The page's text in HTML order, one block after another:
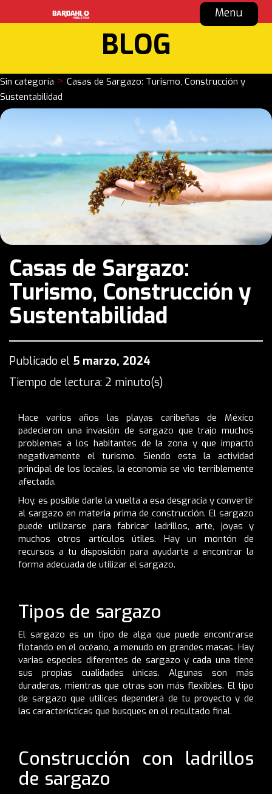
Menu
BLOG
Sin categoría > Casas de Sargazo: Turismo, Construcción y
Sustentabilidad
Casas de Sargazo:
Turismo, Construcción y
Sustentabilidad
Publicado el 5 marzo, 2024
Tiempo de lectura: 2 minuto(s)
Hace varios años las playas caribeñas de México
padecieron una invasión de sargazo que trajo muchos
problemas a los habitantes de la zona y que impactó
negativamente el turismo. Siendo esta la actividad
principal de los locales, la economía se vio terriblemente
afectada.
Hoy, es posible darle la vuelta a esa desgracia y convertir
al sargazo en materia prima de construcción. El sargazo
puede utilizarse para fabricar ladrillos, arte, joyas y
muchos otros artículos útiles. Hay un montón de
recursos a tu disposición para ayudarte a encontrar la
forma adecuada de utilizar el sargazo.
Tipos de sargazo
El sargazo es un tipo de alga que puede encontrarse
flotando en el océano, a menudo en grandes masas. Hay
varias especies diferentes de sargazo y cada una tiene
sus propias cualidades únicas. Algunas son más
duraderas, mientras que otras son más flexibles. El tipo
de sargazo que utilices dependerá de tu proyecto y de
las características que busques en el resultado final.
Construcción con ladrillos
de sargazo